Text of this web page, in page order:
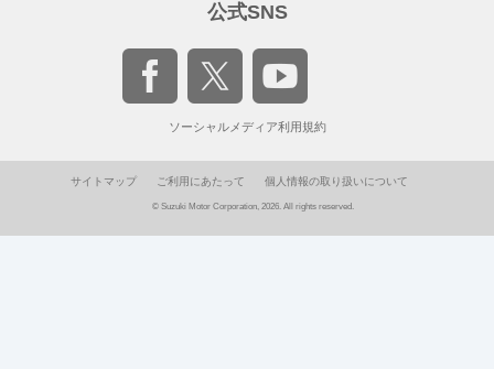
公式SNS
ソーシャルメディア利用規約
サイトマップ ご利用にあたって 個人情報の取り扱いについて
© Suzuki Motor Corporation, 2026. All rights reserved.